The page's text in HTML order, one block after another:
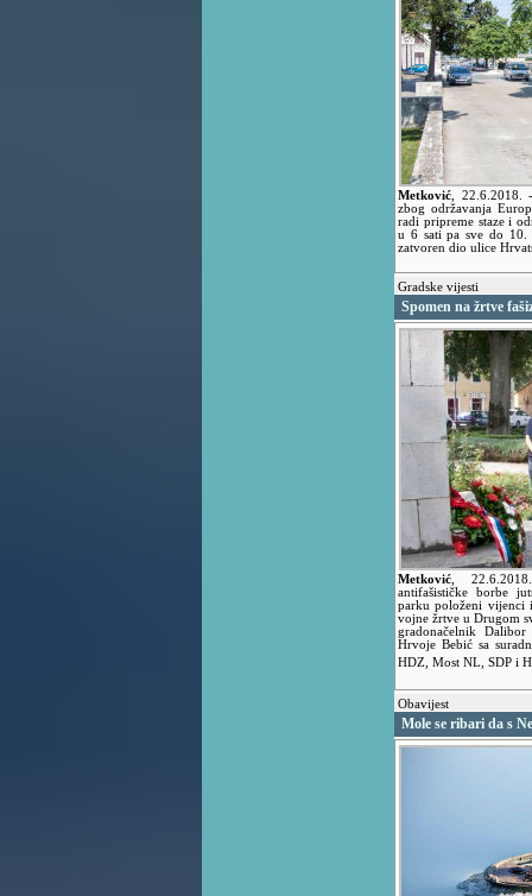
Metković 22.6.2018.
zbog održavanja
radi pripreme staze i
u 6 sati pa sve do 10.
zatvoren dio ulice
Gradske vijesti
Spomen na žrtve
Metković ,
antifašističke borbe
parku položeni vijenci
vojne žrtve u Drugom
gradonačelnik
Hrvoje Bebić sa
HDZ, Most NL, SDP i
Obavijest
Mole se ribari da s